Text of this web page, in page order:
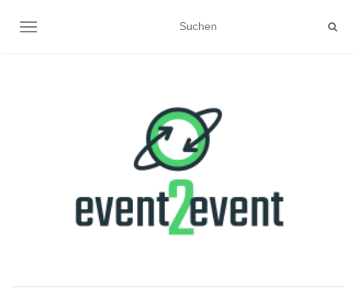
NAVIGATION UMSCHALTEN